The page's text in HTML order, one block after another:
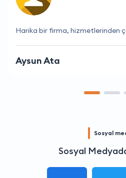
Fiyatlar uygun ve hizmet kaliteli
Veli Alkan
Sosyal
Sosyal